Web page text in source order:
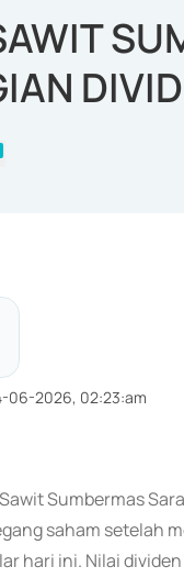
06-2026, 02:23:am
Sumbermas
saham setelah
hari ini. Nilai